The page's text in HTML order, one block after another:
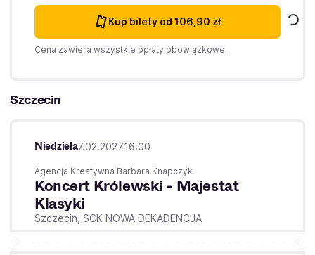
Kup bilety od 106,90 zł
Cena zawiera wszystkie opłaty obowiązkowe.
Szczecin
Niedziela7.02.202716:00
Agencja Kreatywna Barbara Knapczyk
Koncert Królewski - Majestat
Klasyki
Szczecin, SCK NOWA DEKADENCJA